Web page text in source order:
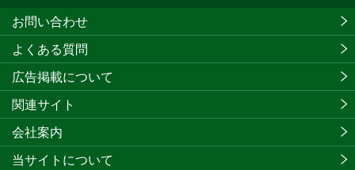
お問い合わせ
よくある質問
広告掲載について
関連サイト
会社案内
当サイトについて